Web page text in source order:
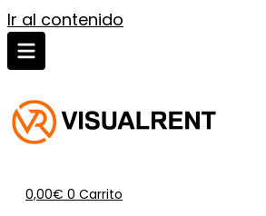
Ir al contenido
0,00€ 0 Carrito